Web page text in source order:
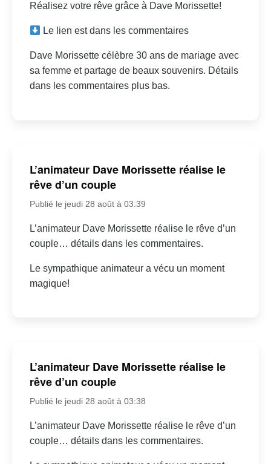
Réalisez votre rêve grâce à Dave Morissette!
Le lien est dans les commentaires
Dave Morissette célèbre 30 ans de mariage avec
sa femme et partage de beaux souvenirs. Détails
dans les commentaires plus bas.
L’animateur Dave Morissette réalise le
rêve d’un couple
Publié le jeudi 28 août à 03:39
L’animateur Dave Morissette réalise le rêve d’un
couple… détails dans les commentaires.
Le sympathique animateur a vécu un moment
magique!
L’animateur Dave Morissette réalise le
rêve d’un couple
Publié le jeudi 28 août à 03:38
L’animateur Dave Morissette réalise le rêve d’un
couple… détails dans les commentaires.